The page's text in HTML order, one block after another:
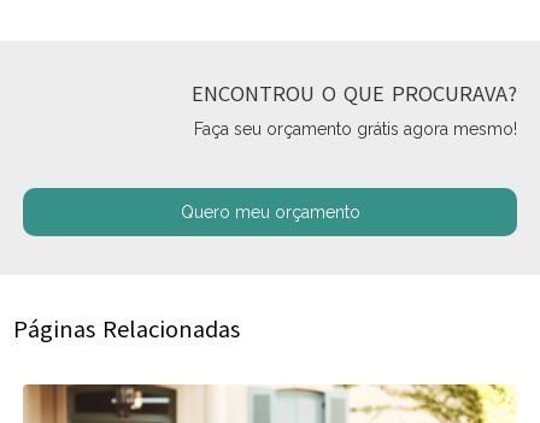
ENCONTROU O QUE PROCURAVA?
Faça seu orçamento grátis agora mesmo!
Quero meu orçamento
Páginas Relacionadas